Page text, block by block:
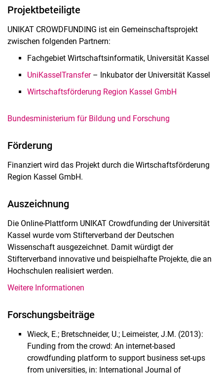
Projektbeteiligte
UNIKAT CROWDFUNDING ist ein Gemeinschaftsprojekt
zwischen folgenden Partnern:
Fachgebiet Wirtschaftsinformatik, Universität Kassel
UniKasselTransfer– Inkubator der Universität Kassel
Wirtschaftsförderung Region Kassel GmbH
Bundesministerium für Bildung und Forschung
Förderung
Finanziert wird das Projekt durch die Wirtschaftsförderung
Region Kassel GmbH.
Auszeichnung
Die Online-Plattform UNIKAT Crowdfunding der Universität
Kassel wurde vom Stifterverband der Deutschen
Wissenschaft ausgezeichnet. Damit würdigt der
Stifterverband innovative und beispielhafte Projekte, die an
Hochschulen realisiert werden.
Weitere Informationen
Forschungsbeiträge
Wieck, E.; Bretschneider, U.; Leimeister, J.M. (2013):
Funding from the crowd: An internet-based
crowdfunding platform to support business set-ups
from universities, in: International Journal of